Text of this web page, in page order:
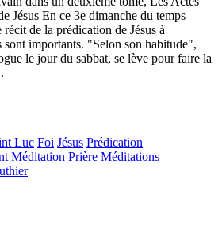
Jésus En ce 3e dimanche du temps
de la prédication de Jésus à
sont importants. "Selon son habitude",
le jour du sabbat, se lève pour faire la
Luc Foi Jésus Prédication
Méditation Prière Méditations